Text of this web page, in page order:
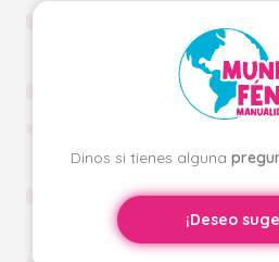
Dinos si tienes alguna
¡Deseo